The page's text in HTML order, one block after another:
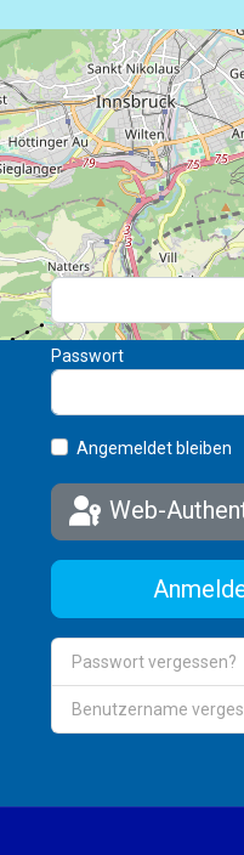
Benutzermenü
Impressum
Benutzername
Passwort
Angemeldet bleiben
Web-
Passwort vergessen?
Benutzername